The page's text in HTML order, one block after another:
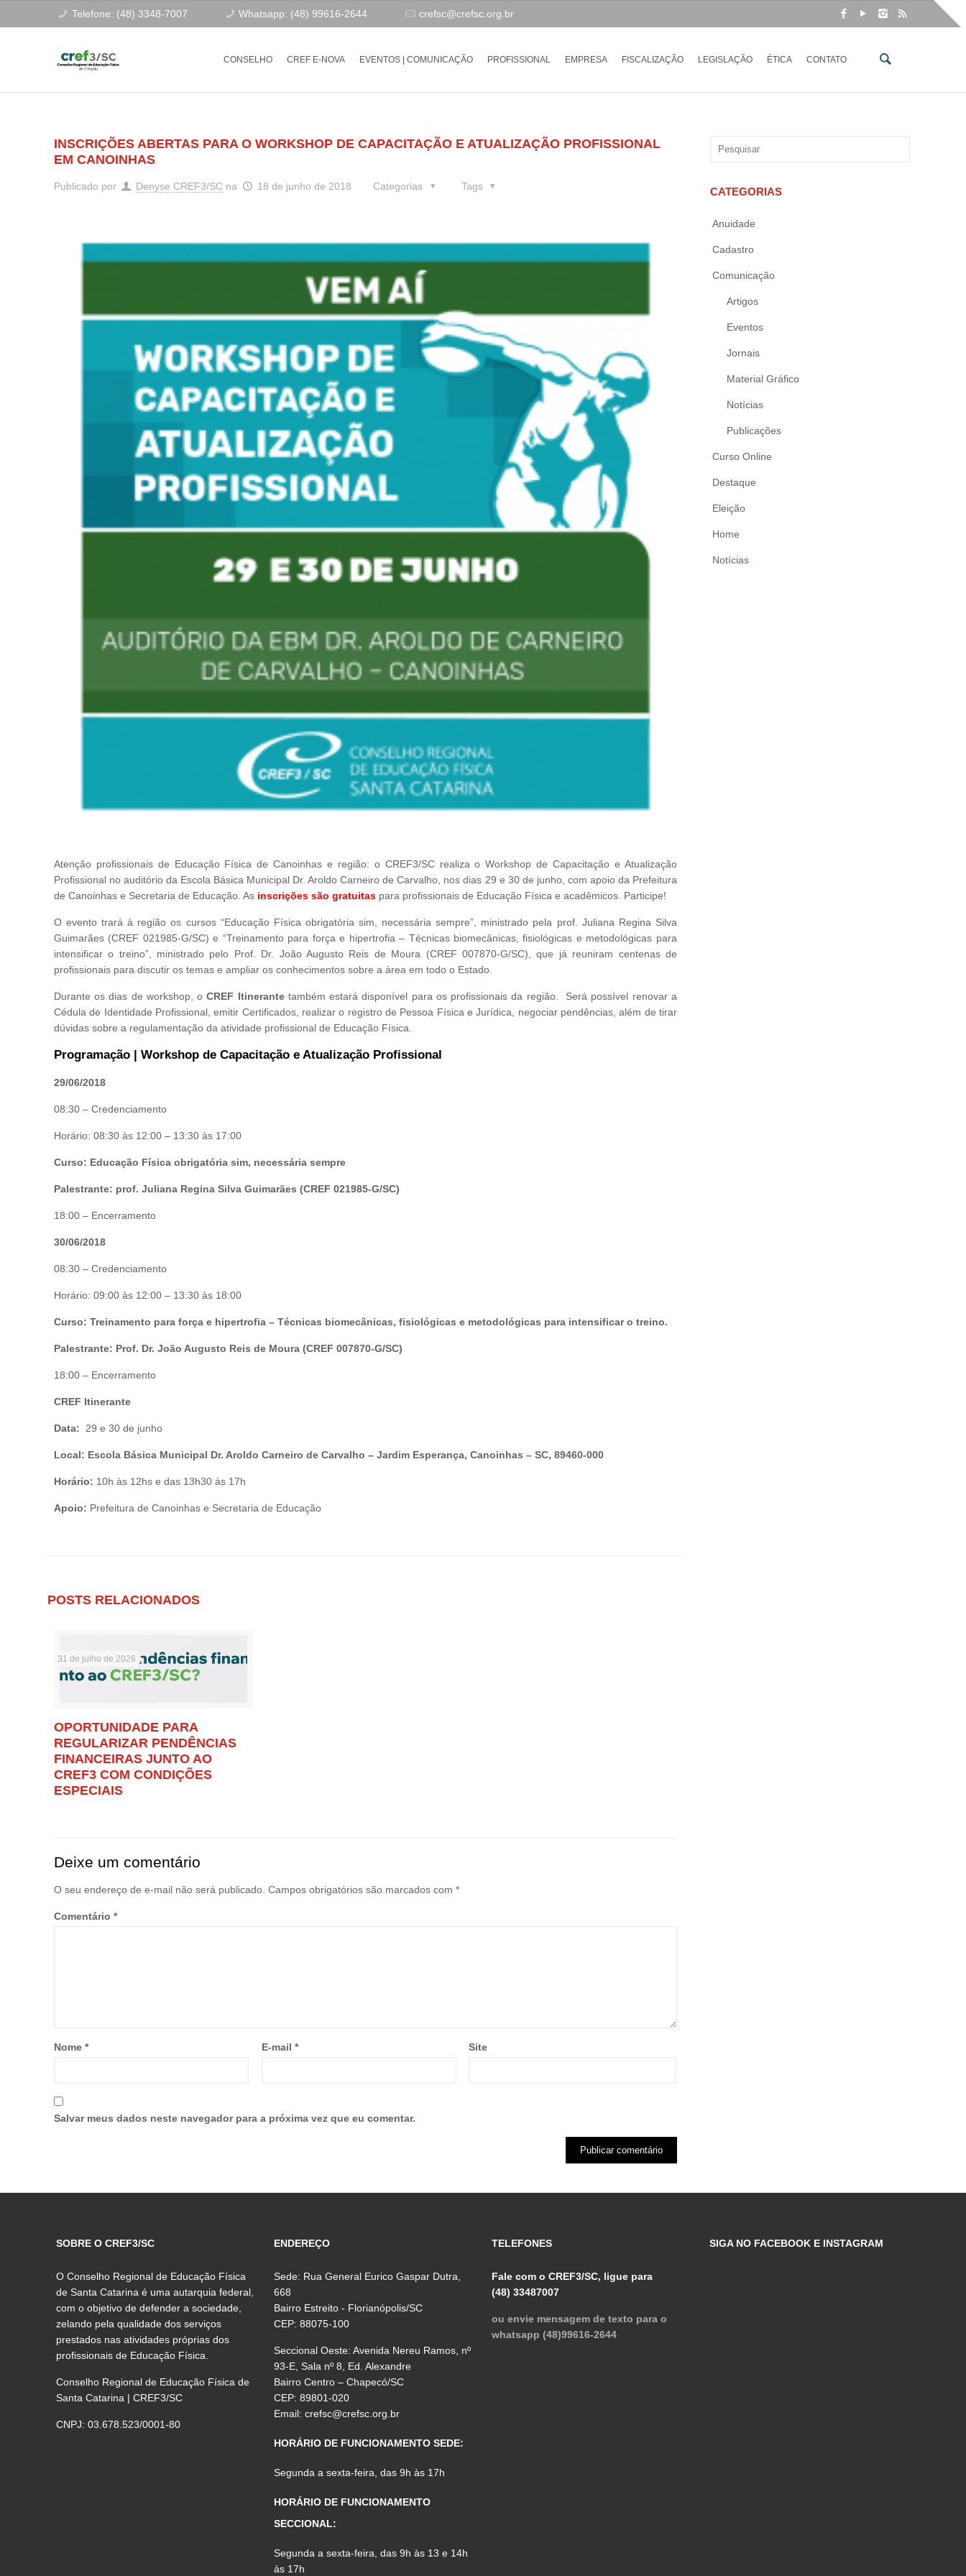
Telefone: (48) 3348-7007 Whatsapp: (48) 99616-2644 crefsc@crefsc.org.br
CONSELHO CREF E-NOVA EVENTOS | COMUNICAÇÃO PROFISSIONAL EMPRESA FISCALIZAÇÃO LEGISLAÇÃO ÉTICA CONTATO
INSCRIÇÕES ABERTAS PARA O WORKSHOP DE CAPACITAÇÃO E ATUALIZAÇÃO PROFISSIONAL
EM CANOINHAS
Publicado por Denyse CREF3/SC na 18 de junho de 2018 Categorias Tags
Atenção profissionais de Educação Física de Canoinhas e região: o CREF3/SC realiza o Workshop de Capacitação e Atualização
Profissional no auditório da Escola Básica Municipal Dr. Aroldo Carneiro de Carvalho, nos dias 29 e 30 de junho, com apoio da Prefeitura
de Canoinhas e Secretaria de Educação. As inscrições são gratuitas para profissionais de Educação Física e acadêmicos. Participe!
O evento trará à região os cursos “Educação Física obrigatória sim, necessária sempre”, ministrado pela prof. Juliana Regina Silva
Guimarães (CREF 021985-G/SC) e “Treinamento para força e hipertrofia – Técnicas biomecânicas, fisiológicas e metodológicas para
intensificar o treino”, ministrado pelo Prof. Dr. João Augusto Reis de Moura (CREF 007870-G/SC), que já reuniram centenas de
profissionais para discutir os temas e ampliar os conhecimentos sobre a área em todo o Estado.
Durante os dias de workshop, oCREF Itinerantetambém estará disponível para os profissionais da região. Será possível renovar a
Cédula de Identidade Profissional, emitir Certificados, realizar o registro de Pessoa Física e Jurídica, negociar pendências, além de tirar
dúvidas sobre a regulamentação da atividade profissional de Educação Física.
Programação | Workshop de Capacitação e Atualização Profissional
29/06/2018
08:30 – Credenciamento
Horário: 08:30 às 12:00 – 13:30 às 17:00
Curso: Educação Física obrigatória sim, necessária sempre
Palestrante: prof. Juliana Regina Silva Guimarães (CREF 021985-G/SC)
18:00 – Encerramento
30/06/2018
08:30 – Credenciamento
Horário: 09:00 às 12:00 – 13:30 às 18:00
Curso: Treinamento para força e hipertrofia – Técnicas biomecânicas, fisiológicas e metodológicas para intensificar o treino.
Palestrante: Prof. Dr. João Augusto Reis de Moura (CREF 007870-G/SC)
18:00 – Encerramento
CREF Itinerante
Data: 29 e 30 de junho
Local: Escola Básica Municipal Dr. Aroldo Carneiro de Carvalho – Jardim Esperança, Canoinhas – SC, 89460-000
Horário: 10h às 12hs e das 13h30 às 17h
Apoio: Prefeitura de Canoinhas e Secretaria de Educação
POSTS RELACIONADOS
31 de julho de 2026
OPORTUNIDADE PARA
REGULARIZAR PENDÊNCIAS
FINANCEIRAS JUNTO AO
CREF3 COM CONDIÇÕES
ESPECIAIS
Deixe um comentário
O seu endereço de e-mail não será publicado. Campos obrigatórios são marcados com *
Comentário *
Nome * E-mail * Site
Salvar meus dados neste navegador para a próxima vez que eu comentar.
CATEGORIAS
Anuidade
Cadastro
Comunicação
Artigos
Eventos
Jornais
Material Gráfico
Notícias
Publicações
Curso Online
Destaque
Eleição
Home
Notícias
SOBRE O CREF3/SC
O Conselho Regional de Educação Física
de Santa Catarina é uma autarquia federal,
com o objetivo de defender a sociedade,
zelando pela qualidade dos serviços
prestados nas atividades próprias dos
profissionais de Educação Física.
Conselho Regional de Educação Física de
Santa Catarina | CREF3/SC
CNPJ: 03.678.523/0001-80
ENDEREÇO
Sede: Rua General Eurico Gaspar Dutra,
668
Bairro Estreito - Florianópolis/SC
CEP: 88075-100
Seccional Oeste: Avenida Nereu Ramos, nº
93-E, Sala nº 8, Ed. Alexandre
Bairro Centro – Chapecó/SC
CEP: 89801-020
Email:crefsc@crefsc.org.br
HORÁRIO DE FUNCIONAMENTO SEDE:
Segunda a sexta-feira, das 9h às 17h
HORÁRIO DE FUNCIONAMENTO
SECCIONAL:
Segunda a sexta-feira, das 9h às 13 e 14h
às 17h
TELEFONES
Fale com o CREF3/SC, ligue para
(48) 33487007
ou envie mensagem de texto para o
whatsapp (48)99616-2644
SIGA NO FACEBOOK E INSTAGRAM